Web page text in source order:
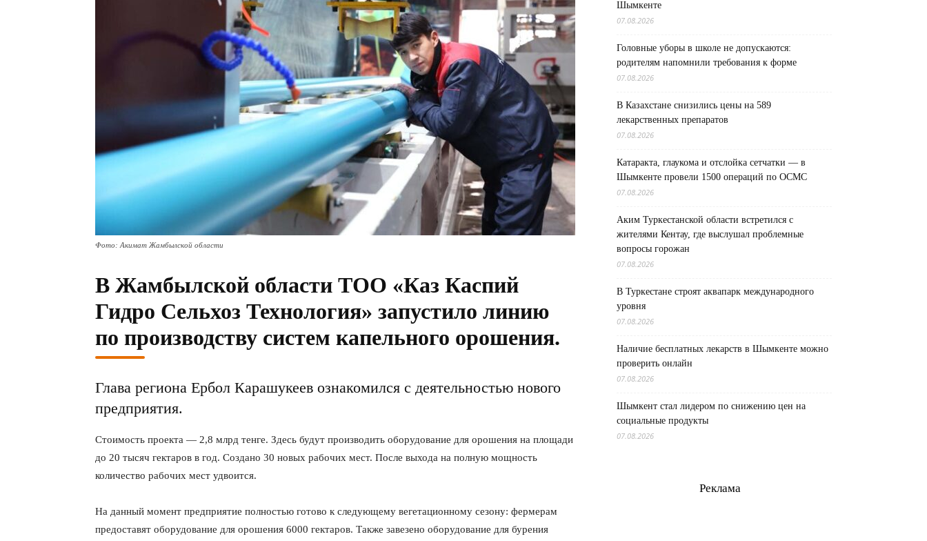
Фото: Акимат Жамбылской области
В Жамбылской области ТОО «Каз Каспий
Гидро Сельхоз Технология» запустило линию
по производству систем капельного орошения.
Глава региона Ербол Карашукеев ознакомился с деятельностью нового
предприятия.
Стоимость проекта — 2,8 млрд тенге. Здесь будут производить оборудование для орошения на площади
до 20 тысяч гектаров в год. Создано 30 новых рабочих мест. После выхода на полную мощность
количество рабочих мест удвоится.
На данный момент предприятие полностью готово к следующему вегетационному сезону: фермерам
предоставят оборудование для орошения 6000 гектаров. Также завезено оборудование для бурения
Шымкенте
07.08.2026
Головные уборы в школе не допускаются:
родителям напомнили требования к форме
07.08.2026
В Казахстане снизились цены на 589
лекарственных препаратов
07.08.2026
Катаракта, глаукома и отслойка сетчатки — в
Шымкенте провели 1500 операций по ОСМС
07.08.2026
Аким Туркестанской области встретился с
жителями Кентау, где выслушал проблемные
вопросы горожан
07.08.2026
В Туркестане строят аквапарк международного
уровня
07.08.2026
Наличие бесплатных лекарств в Шымкенте можно
проверить онлайн
07.08.2026
Шымкент стал лидером по снижению цен на
социальные продукты
07.08.2026
Реклама